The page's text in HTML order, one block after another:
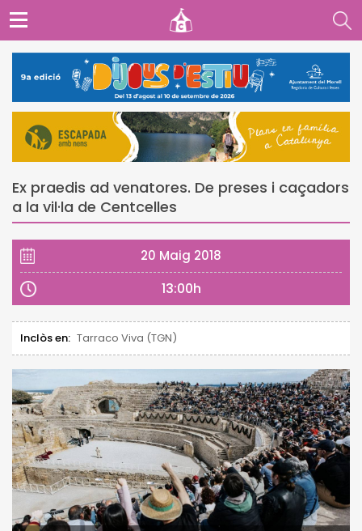
Ex praedis ad venatores. De preses i caçadors
a la vil·la de Centcelles
20 Maig 2018
13:00h
Inclòs en: Tarraco Viva (TGN)